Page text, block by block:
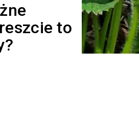
to